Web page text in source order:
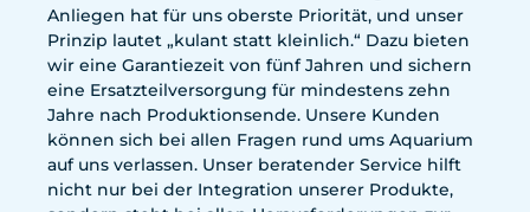
Anliegen hat für uns oberste Priorität, und unser
Prinzip lautet „kulant statt kleinlich.“ Dazu bieten
wir eine Garantiezeit von fünf Jahren und sichern
eine Ersatzteilversorgung für mindestens zehn
Jahre nach Produktionsende. Unsere Kunden
können sich bei allen Fragen rund ums Aquarium
auf uns verlassen. Unser beratender Service hilft
nicht nur bei der Integration unserer Produkte,